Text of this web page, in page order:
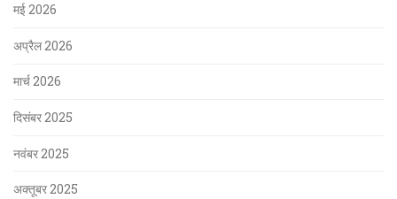
मई 2026
अप्रैल 2026
मार्च 2026
दिसंबर 2025
नवंबर 2025
अक्तूबर 2025